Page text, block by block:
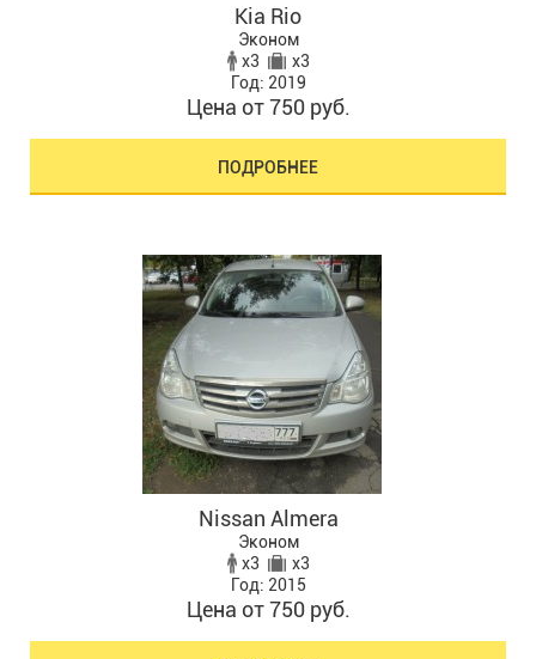
Kia Rio
Эконом
x3
x3
Год: 2019
Цена от 750 руб.
ПОДРОБНЕЕ
Nissan Almera
Эконом
x3
x3
Год: 2015
Цена от 750 руб.